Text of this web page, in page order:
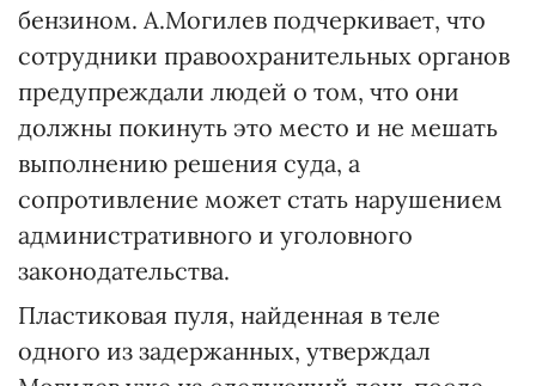
бензином. А.Могилев подчеркивает, что
сотрудники правоохранительных органов
предупреждали людей о том, что они
должны покинуть это место и не мешать
выполнению решения суда, а
сопротивление может стать нарушением
административного и уголовного
законодательства.
Пластиковая пуля, найденная в теле
одного из задержанных, утверждал